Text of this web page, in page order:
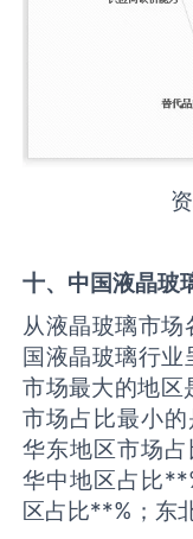
十、中国液晶玻
从液晶玻璃市
国液晶玻璃行
市场最大的地
市场占比最小
华东地区市场
华中地区占比
区占比**%；东